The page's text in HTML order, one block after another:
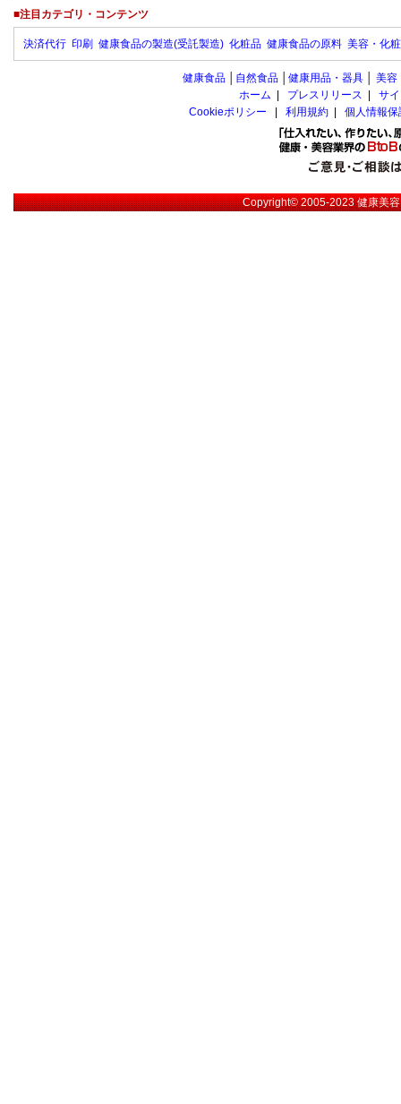
■注目カテゴリ・コンテンツ
決済代行 印刷 健康食品の製造(受託製造) 化粧品 健康食品の原料 美容・化
健康食品 自然食品 健康用品・器具 美容
ホーム
プレスリリース
サ
Cookieポリシー
利用規約 個人情報
Copyright© 2005-2023健康美